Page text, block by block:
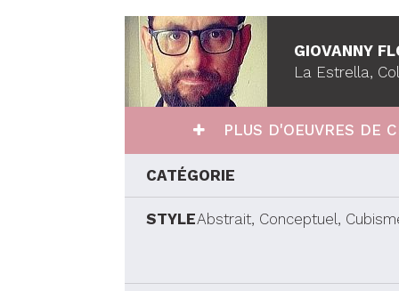
GIOVANNY
La Estrella,
PLUS D'OEUVRES DE
CATÉGORIE
STYLEAbstrait, Conceptuel,